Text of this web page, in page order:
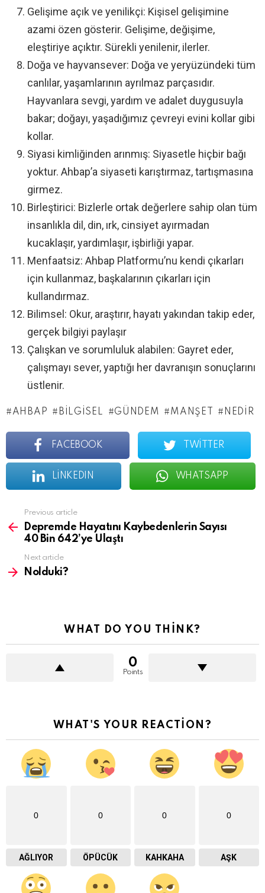
Gelişime açık ve yenilikçi: Kişisel gelişimine
azami özen gösterir. Gelişime, değişime,
eleştiriye açıktır. Sürekli yenilenir, ilerler.
Doğa ve hayvansever: Doğa ve yeryüzündeki tüm
canlılar, yaşamlarının ayrılmaz parçasıdır.
Hayvanlara sevgi, yardım ve adalet duygusuyla
bakar; doğayı, yaşadığımız çevreyi evini kollar gibi
kollar.
Siyasi kimliğinden arınmış: Siyasetle hiçbir bağı
yoktur. Ahbap’a siyaseti karıştırmaz, tartışmasına
girmez.
Birleştirici: Bizlerle ortak değerlere sahip olan tüm
insanlıkla dil, din, ırk, cinsiyet ayırmadan
kucaklaşır, yardımlaşır, işbirliği yapar.
Menfaatsiz: Ahbap Platformu’nu kendi çıkarları
için kullanmaz, başkalarının çıkarları için
kullandırmaz.
Bilimsel: Okur, araştırır, hayatı yakından takip eder,
gerçek bilgiyi paylaşır
Çalışkan ve sorumluluk alabilen: Gayret eder,
çalışmayı sever, yaptığı her davranışın sonuçlarını
üstlenir.
AHBAP BILGISEL GÜNDEM MANŞET NEDIR
FACEBOOK TWITTER
LINKEDIN WHATSAPP
more
Previous article
Depremde Hayatını Kaybedenlerin Sayısı
40 Bin 642’ye Ulaştı
Next article
Nolduki?
WHAT DO YOU THINK?
0
Points
WHAT'S YOUR REACTION?
0
AĞLIYOR
0
ÖPÜCÜK
0
KAHKAHA
0
AŞK